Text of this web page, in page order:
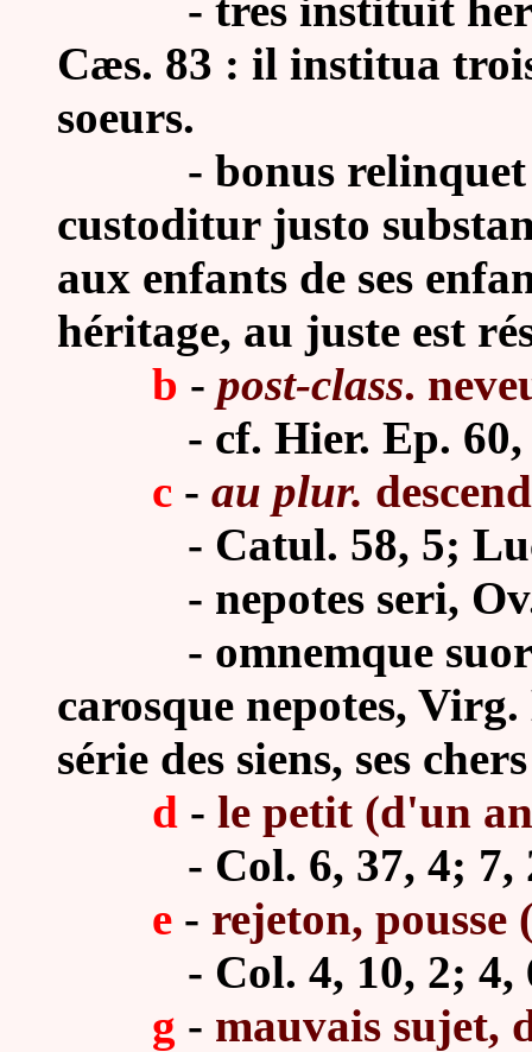
Cæs. 83 : il institua
soeurs.
- bonus relinquet
custoditur justo
aux enfants de ses
héritage, au juste est
b - post-class.
- cf. Hier. Ep. 60,
c - au plur.
- Catul. 58, 5; Luc.
- nepotes seri, Ov.
- omnemque
carosque nepotes,
série des siens, ses
d - le petit (d'un
- Col. 6, 37, 4; 7,
e - rejeton, pousse
- Col. 4, 10, 2; 4,
g - mauvais sujet,